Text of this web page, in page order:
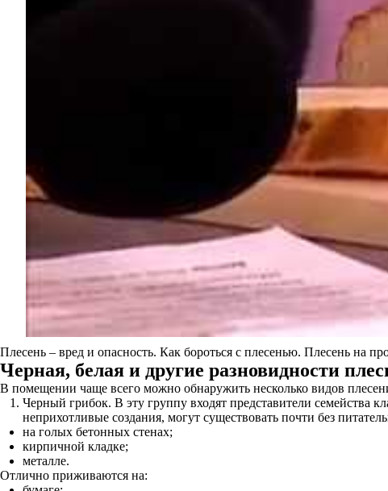
Плесень – вред и опасность. Как бороться с плесенью. Плесень на
Черная, белая и другие разновидности
В помещении чаще всего можно обнаружить несколько видов
Черный грибок. В эту группу входят представители
неприхотливые создания, могут существовать почти без
на голых бетонных стенах;
кирпичной кладке;
металле.
Отлично приживаются на: